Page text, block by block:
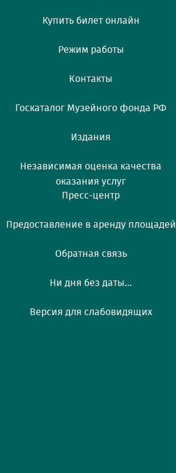
Купить билет онлайн
Режим работы
Контакты
Госкаталог Музейного фонда РФ
Издания
Независимая оценка качества
оказания услуг
Пресс-центр
Предоставление в аренду площадей
Обратная связь
Ни дня без даты...
Версия для слабовидящих